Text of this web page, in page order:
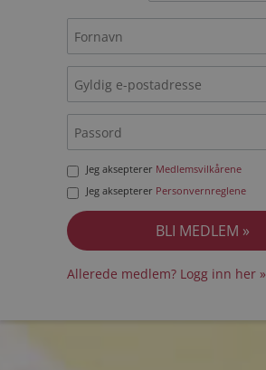
Jeg aksepterer Medlemsvilkårene
Jeg aksepterer Personvernreglene
Allerede medlem? Logg inn her »